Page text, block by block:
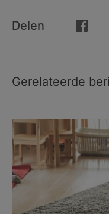
Delen
Gerelateerde